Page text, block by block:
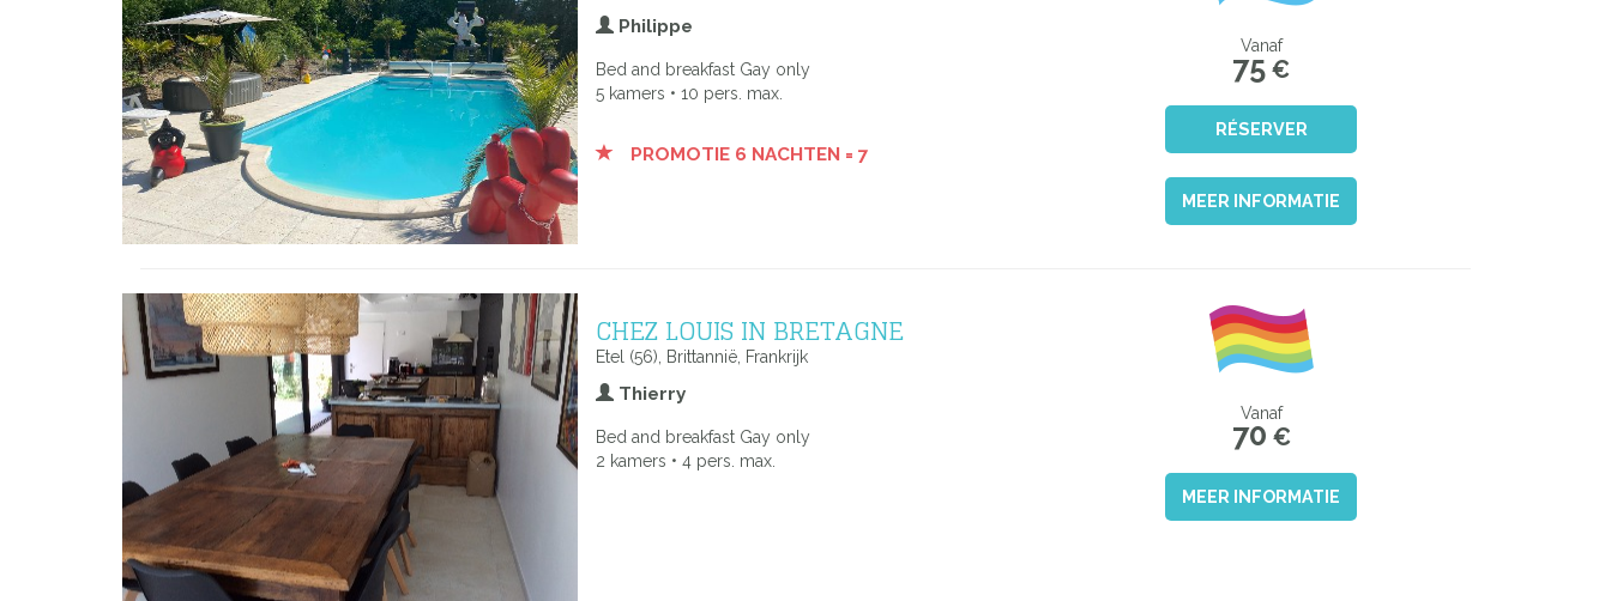
Philippe
Bed and breakfast Gay only
5 kamers • 10 pers. max.
PROMOTIE 6 NACHTEN = 7
Vanaf
75 €
RÉSERVER
MEER INFORMATIE
CHEZ LOUIS IN BRETAGNE
Etel (56), Brittannië, Frankrijk
Thierry
Bed and breakfast Gay only
2 kamers • 4 pers. max.
Vanaf
70 €
MEER INFORMATIE